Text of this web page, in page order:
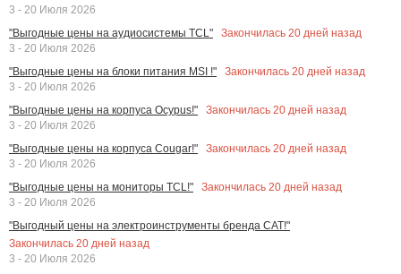
3 - 20 Июля 2026
"Выгодные цены на аудиосистемы TCL"
Закончилась 20 дней назад
3 - 20 Июля 2026
"Выгодные цены на блоки питания MSI !"
Закончилась 20 дней назад
3 - 20 Июля 2026
"Выгодные цены на корпуса Ocypus!"
Закончилась 20 дней назад
3 - 20 Июля 2026
"Выгодные цены на корпуса Cougar!"
Закончилась 20 дней назад
3 - 20 Июля 2026
"Выгодные цены на мониторы TCL!"
Закончилась 20 дней назад
3 - 20 Июля 2026
"Выгодный цены на электроинструменты бренда CAT!"
Закончилась 20 дней назад
3 - 20 Июля 2026